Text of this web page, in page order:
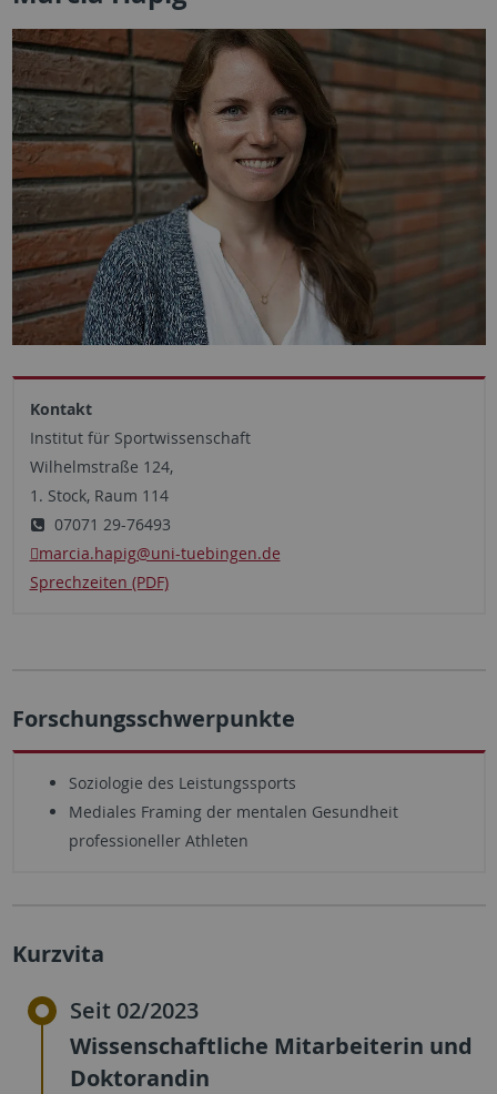
Kontakt
Institut für Sportwissenschaft
Wilhelmstraße 124,
1. Stock, Raum 114
07071 29-76493
marcia.hapig@uni-tuebingen.de
Sprechzeiten (PDF)
Forschungsschwerpunkte
Soziologie des Leistungssports
Mediales Framing der mentalen Gesundheit
professioneller Athleten
Kurzvita
Seit 02/2023
Wissenschaftliche Mitarbeiterin und
Doktorandin